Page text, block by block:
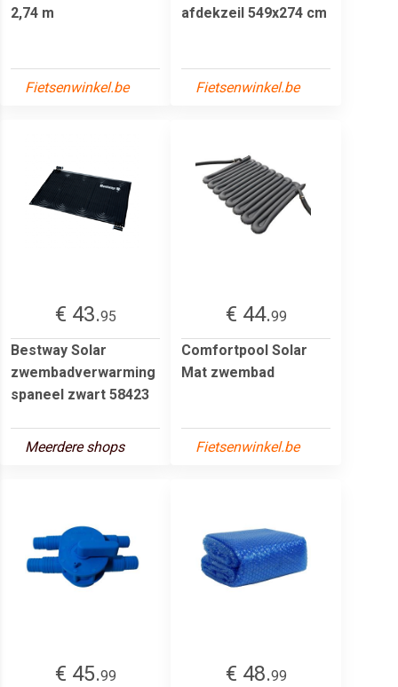
2,74 m
Fietsenwinkel.be
afdekzeil 549x274 cm
Fietsenwinkel.be
€ 43.95
Bestway Solar
zwembadverwarming
spaneel zwart 58423
Meerdere shops
€ 44.99
Comfortpool Solar
Mat zwembad
Fietsenwinkel.be
€ 45.99
€ 48.99